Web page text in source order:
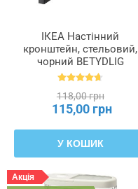
ІКЕА Настінний
кронштейн, стельовий,
чорний BETYDLIG
БЕТІДЛІГ, 602.172.28
118,00 грн
115,00 грн
У КОШИК
Акція